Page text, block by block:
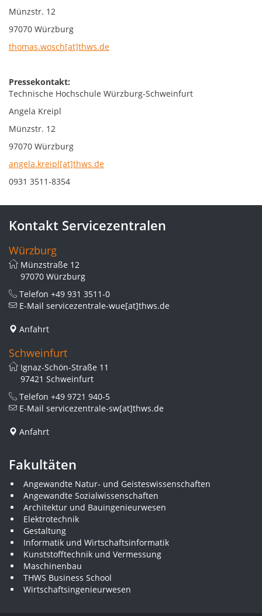
Münzstr. 12
97070 Würzburg
thomas.wosch[at]thws.de
Pressekontakt:
Technische Hochschule Würzburg-Schweinfurt
Angela Kreipl
Münzstr. 12
97070 Würzburg
angela.kreipl[at]thws.de
0931 3511-8354
Kontakt Servicezentralen
Würzburg
Münzstraße 12
97070 Würzburg
Telefon +49 931 3511-0
E-Mail servicezentrale-wue[at]thws.de
Anfahrt
Schweinfurt
Ignaz-Schön-Straße 11
97421 Schweinfurt
Telefon +49 9721 940-5
E-Mail servicezentrale-sw[at]thws.de
Anfahrt
Fakultäten
Angewandte Natur- und Geisteswissenschaften
Angewandte Sozialwissenschaften
Architektur und Bauingenieurwesen
Elektrotechnik
Gestaltung
Informatik und Wirtschaftsinformatik
Kunststofftechnik und Vermessung
Maschinenbau
THWS Business School
Wirtschaftsingenieurwesen